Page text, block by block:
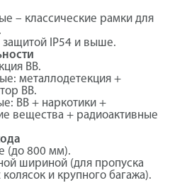
– классические рамки для
защитой IP54 и выше.
ВВ.
металлодетекция +
ВВ.
ВВ + наркотики +
вещества + радиоактивные
(до 800 мм).
шириной (для пропуска
и крупного багажа).